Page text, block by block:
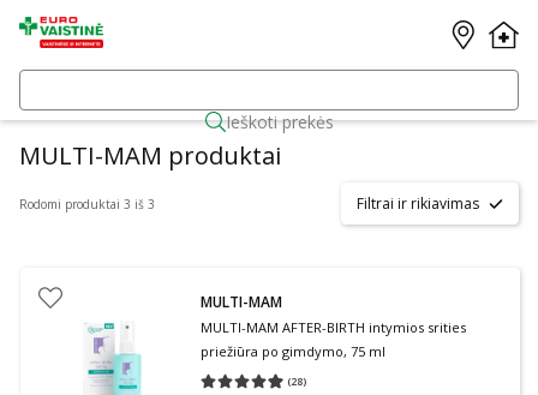
Ieškoti prekės
MULTI-MAM produktai
Rodomi produktai 3 iš 3 Filtrai ir rikiavimas
MULTI-MAM
MULTI-MAM AFTER-BIRTH intymios srities
priežiūra po gimdymo, 75 ml
(28)
Vidutinis įvertinimas 4.93